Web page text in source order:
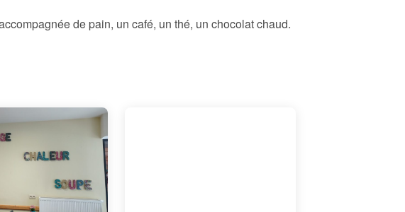
de pain, un café, un thé, un chocolat chaud.